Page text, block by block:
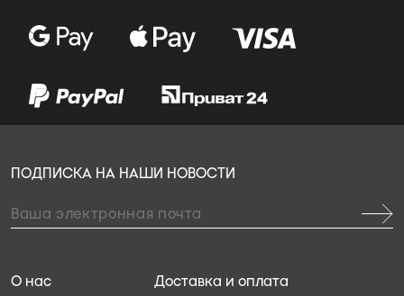
Доставка и оплата
О нас
ПОДПИСКА НА НАШИ НОВОСТИ